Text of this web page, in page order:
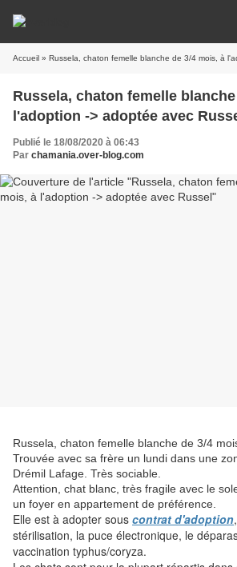
Accueil » Russela, chaton femelle blanche de 3/4 mois, à
Russela, chaton femelle
l'adoption -> adoptée avec
Publié le 18/08/2020 à 06:43
Par chamania.over-blog.com
Russela, chaton femelle blanche de 3/4
Trouvée avec sa frère un lundi dans une
Drémil Lafage. Très sociable.
Attention, chat blanc, très fragile avec le
un foyer en appartement de préférence.
Elle est à adopter sous contrat d'adoption
stérilisation, la puce électronique, le
vaccination typhus/coryza.